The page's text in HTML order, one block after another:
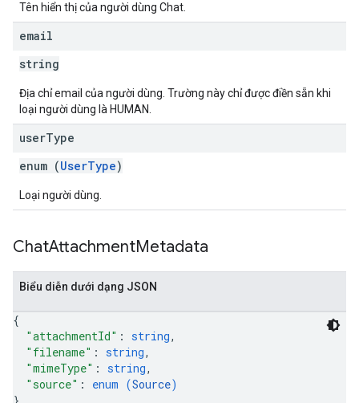
Tên hiển thị của người dùng Chat.
email
string
Địa chỉ email của người dùng. Trường này chỉ được điền sẵn khi
loại người dùng là HUMAN.
userType
enum (UserType)
Loại người dùng.
ChatAttachmentMetadata
Biểu diễn dưới dạng JSON
{
"attachmentId" : string,
"filename" : string,
"mimeType" : string,
"source" : enum (Source)